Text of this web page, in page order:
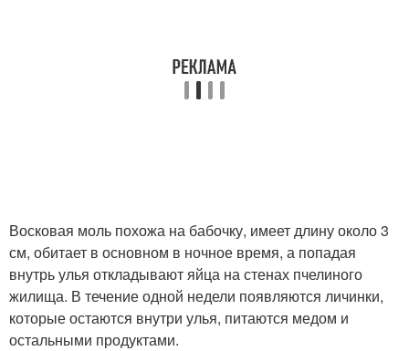
Восковая моль похожа на бабочку, имеет длину около 3
см, обитает в основном в ночное время, а попадая
внутрь улья откладывают яйца на стенах пчелиного
жилища. В течение одной недели появляются личинки,
которые остаются внутри улья, питаются медом и
остальными продуктами.